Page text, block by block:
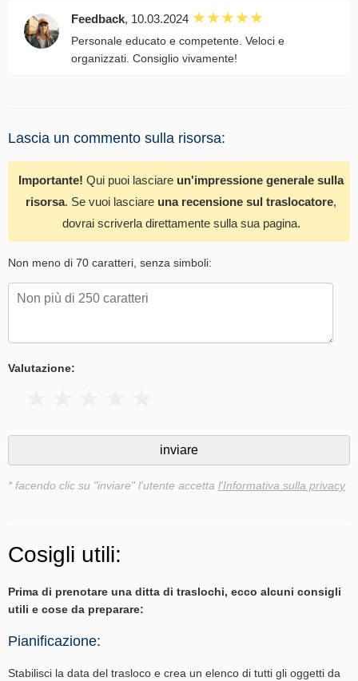
Feedback, 10.03.2024
Personale educato e competente. Veloci e
organizzati. Consiglio vivamente!
Lascia un commento sulla risorsa:
Importante! Qui puoi lasciare un'impressione generale sulla
risorsa. Se vuoi lasciare una recensione sul traslocatore,
dovrai scriverla direttamente sulla sua pagina.
Non meno di 70 caratteri, senza simboli:
Valutazione:
* facendo clic su "inviare" l'utente accetta l'Informativa sulla privacy
Cosigli utili:
Prima di prenotare una ditta di traslochi, ecco alcuni consigli
utili e cose da preparare:
Pianificazione:
Stabilisci la data del trasloco e crea un elenco di tutti gli oggetti da